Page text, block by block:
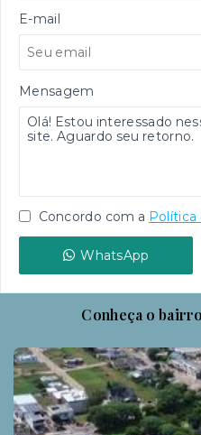
E-mail
Mensagem
Concordo com a Política
WhatsApp
Conheça o